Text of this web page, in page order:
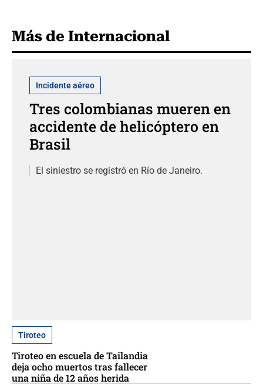
Más de Internacional
Incidente aéreo
Tres colombianas mueren en
accidente de helicóptero en
Brasil
El siniestro se registró en Río de Janeiro.
Tiroteo
Tiroteo en escuela de Tailandia
deja ocho muertos tras fallecer
una niña de 12 años herida